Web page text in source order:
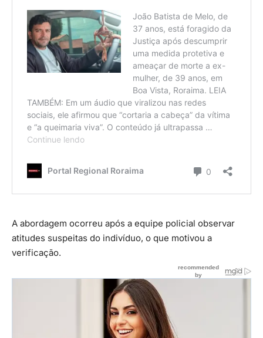
A abordagem ocorreu após a equipe policial observar
atitudes suspeitas do indivíduo, o que motivou a
verificação.